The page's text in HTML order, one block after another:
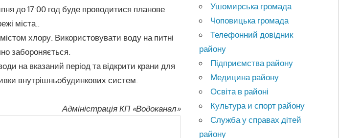
до 17:00 год буде проводитися планове
міста..
хлору. Використовувати воду на питні
забороняється.
на вказаний період та відкрити крани для
внутрішньобудинкових систем.
Адміністрація КП «Водоканал»
Ушомирська громада
Чоповицька громада
Телефонний довідник
району
Підприємства району
Медицина району
Освіта в районі
Культура и спорт району
Служба у справах дітей
району